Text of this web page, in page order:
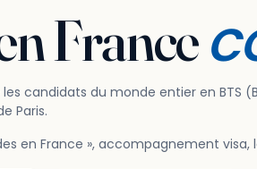
France
candidats du monde entier en BTS
Paris.
en France », accompagnement